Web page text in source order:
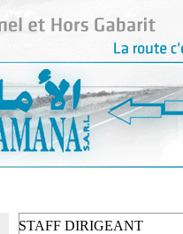
STAFF DIRIGEANT